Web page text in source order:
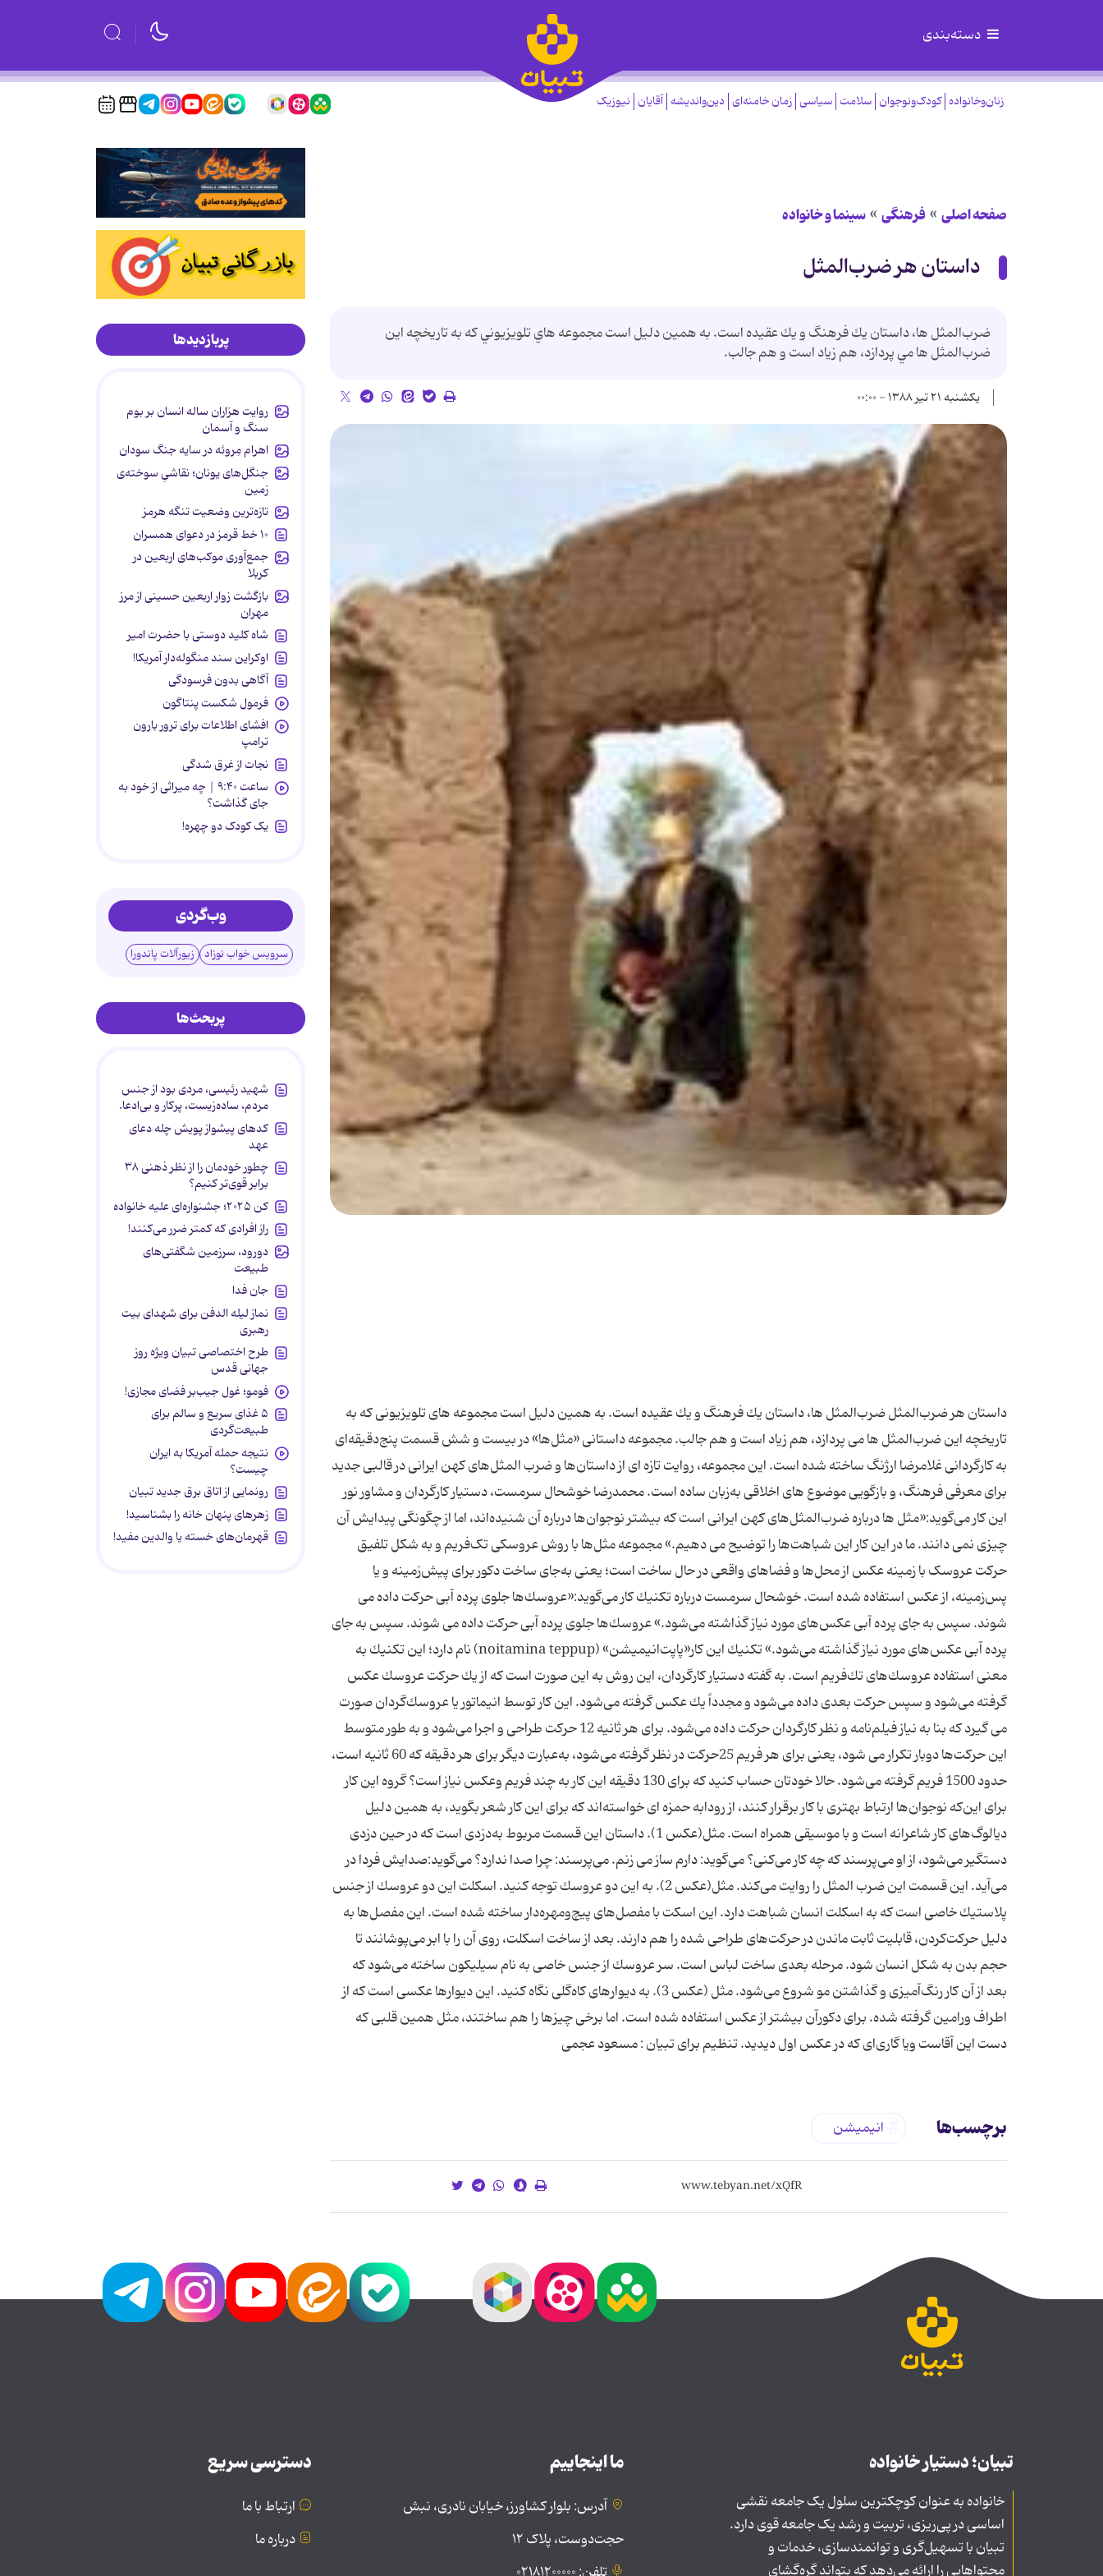
دسته‌بندی
زنان‌وخانواده کودک‌ونوجوان سلامت سیاسی زمان خامنه‌ای دین‌واندیشه آقایان نیوزیک
صفحه اصلی فرهنگی سینما و خانواده
داستان هر ضرب‌المثل
ضرب‌المثل ها، داستان يك فرهنگ و يك عقيده است. به همين دليل است مجموعه هاي تلويزيوني كه به تاريخچه اين
ضرب‌المثل ها مي پردازد، هم زياد است و هم جالب.
یکشنبه ۲۱ تیر ۱۳۸۸ - ۰۰:۰۰
داستان هر ضرب‌المثل ضرب‌المثل ها، داستان یك فرهنگ و یك عقیده است. به همین دلیل است مجموعه های تلویزیونی كه به
تاریخچه این ضرب‌المثل ها می پردازد، هم زیاد است و هم جالب. مجموعه داستانی «مثل‌ها» در بیست و شش قسمت پنج‌دقیقه‌ای
به کارگردانی غلامرضا ارژنگ ساخته شده است. این مجموعه، روایت تازه ای از داستان‌ها و ضرب المثل‌های کهن ایرانی در قالبی جدید
برای معرفی فرهنگ، و بازگویی موضوع های اخلاقی به‌زبان ساده است. محمدرضا خوشحال سرمست، دستیار کارگردان و مشاور نور
این كار می‌گوید:«مثل ها درباره ضرب‌المثل‌های كهن ایرانی است كه بیشتر نوجوان‌ها درباره آن شنیده‌اند، اما از چگونگی پیدایش آن
چیزی نمی دانند. ما در این كار این شباهت‌ها را توضیح می دهیم.» مجموعه مثل‌ها با روش عروسکی تک‌فریم و به شکل تلفیق
حرکت عروسک با زمینه عکس از محل‌ها و فضاهای واقعی در حال ساخت است؛ یعنی به‌جای ساخت دكور برای پیش‌زمینه و یا
پس‌زمینه، از عكس استفاده شده است. خوشحال سرمست درباره تكنیك كار می‌گوید:«عروسك‌ها جلوی پرده آبی حركت داده می
شوند. سپس به جای پرده آبی عكس‌های مورد نیاز گذاشته می‌شود.» عروسك‌ها جلوی پرده آبی حركت داده می شوند. سپس به جای
پرده آبی عكس‌های مورد نیاز گذاشته می‌شود.» تكنیك این كار«پاپت‌انیمیشن» (noitamina teppup) نام دارد؛ این تكنیك به
معنی استفاده عروسك‌های تك‌فریم است. به گفته دستیار كارگردان، این روش به این صورت است كه از یك حركت عروسك عكس
گرفته می‌شود و سپس حركت بعدی داده می‌شود و مجدداً یك عكس گرفته می‌شود. این كار توسط انیماتور یا عروسك‌گردان صورت
می گیرد كه بنا به نیاز فیلم‌نامه و نظر كارگردان حركت داده می‌شود. برای هر ثانیه 12 حركت طراحی و اجرا می‌شود و به طور متوسط
این حركت‌ها دوبار تكرار می شود، یعنی برای هر فریم 25حركت در نظر گرفته می‌شود، به‌عبارت دیگر برای هر دقیقه كه 60 ثانیه است،
حدود 1500 فریم گرفته می‌شود. حالا خودتان حساب كنید كه برای 130 دقیقه این كار به چند فریم وعكس نیاز است؟ گروه این كار
برای این‌كه نوجوان‌ها ارتباط بهتری با كار برقرار كنند، از رودابه حمزه ای خواسته‌اند كه برای این كار شعر بگوید، به همین دلیل
دیالوگ‌های كار شاعرانه است و با موسیقی همراه است. مثل(عكس 1). داستان این قسمت مربوط به‌دزدی است كه در حین دزدی
دستگیر می‌شود، از او می‌پرسند كه چه كار می‌كنی؟ می‌گوید: دارم ساز می زنم. می‌پرسند: چرا صدا ندارد؟ می‌گوید:صدایش فردا در
می‌آید. این قسمت این ضرب المثل را روایت می‌كند. مثل(عكس 2). به این دو عروسك توجه كنید. اسكلت این دو عروسك از جنس
پلاستیك خاصی است كه به اسكلت انسان شباهت دارد. این اسكت با مفصل‌های پیچ‌و‌مهره‌‌دار ساخته شده است. این مفصل‌ها به
دلیل حركت‌كردن، قابلیت ثابت ماندن در حركت‌های طراحی شده را هم دارند. بعد از ساخت اسكلت، روی آن را با ابر می‌پوشانند تا
حجم بدن به شكل انسان شود. مرحله بعدی ساخت لباس است. سر عروسك از جنس خاصی به نام سیلیكون ساخته می‌شود كه
بعد از آن كار رنگ‌آمیزی و گذاشتن مو شروع می‌شود. مثل (عكس 3). به دیوارهای كاه‌گلی نگاه كنید. این دیوارها عكسی است كه از
اطراف ورامین گرفته شده. برای دكورآن بیشتر از عكس استفاده شده است. اما برخی چیزها را هم ساختند، مثل همین قلبی كه
دست این آقاست ویا گاری‌ای كه در عكس اول دیدید. تنظیم برای تبیان : مسعود عجمی
برچسب‌ها انیمیشن
پربازدیدها
روایت هزاران ساله انسان بر بوم
سنگ و آسمان
اهرام مِروئه در سایه جنگ سودان
جنگل‌های یونان؛ نقاشیِ سوخته‌ی
زمین
تازه‌ترین وضعیت تنگه هرمز
۱۰ خط قرمز در دعوای همسران
جمع‌آوری موکب‌های اربعین در
کربلا
بازگشت زوار اربعین حسینی از مرز
مهران
شاه کلید دوستی با حضرت امیر
اوکراین سند منگوله‌دار آمریکا!
آگاهی بدون فرسودگی
فرمول شکست پنتاگون
افشای اطلاعات برای ترور بارون
ترامپ
نجات از غرق شدگی
ساعت ۹:۴۰ | چه میراثی از خود به
جای گذاشت؟
یک کودک دو چهره!
وب‌گردی
سرویس خواب نوزاد زیورآلات پاندورا
پربحث‌ها
شهید رئیسی، مردی بود از جنس
مردم، ساده‌زیست، پرکار و بی‌ادعا.
کدهای پیشواز پویش چله دعای
عهد
چطور خودمان را از نظر ذهنی ۳۸
برابر قوی‌تر کنیم؟
کن ۲۰۲۵؛ جشنواره‌ای علیه خانواده
راز افرادی که کمتر ضرر می‌کنند!
دورود، سرزمین شگفتی‌های
طبیعت
جان فدا
نماز لیله الدفن برای شهدای بیت
رهبری
طرح اختصاصی تبیان ویژه روز
جهانی قدس
فومو؛ غول جیب‌بر فضای مجازی!
۵ غذای سریع و سالم برای
طبیعت‌گردی
نتیجه حمله آمریکا به ایران
چیست؟
رونمایی از اتاق برق جدید تبیان
زهرهای پنهان خانه را بشناسید!
قهرمان‌های خسته یا والدین مفید!
تبیان؛ دستیار خانواده
خانواده به عنوان کوچکترین سلول یک جامعه نقشی
اساسی در پی‌ریزی، تربیت و رشد یک جامعه قوی دارد.
تبیان با تسهیل‌گری و توانمندسازی، خدمات و
محتواهایی را ارائه می‌دهد که بتواند گره‌گشای
ما اینجاییم
آدرس: بلوار کشاورز، خیابان نادری، نبش
حجت‌دوست، پلاک ۱۲
دسترسی سریع
ارتباط با ما
درباره ما